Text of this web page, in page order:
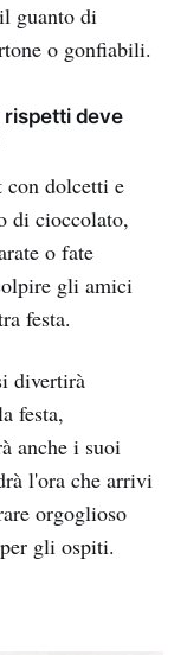
guanto di
o gonfiabili.
rispetti deve
con dolcetti e
di cioccolato,
o fate
gli amici
festa.
divertirà
festa,
anche i suoi
l'ora che arrivi
orgoglioso
gli ospiti.